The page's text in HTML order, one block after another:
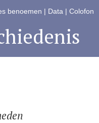
benoemen | Data | Colofon